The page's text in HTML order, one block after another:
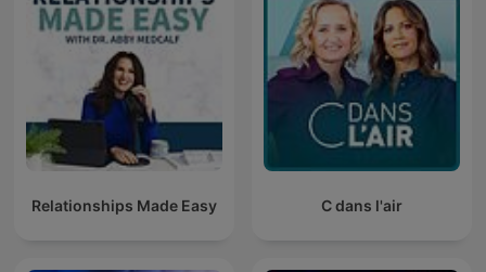
Relationships Made Easy C dans l'air